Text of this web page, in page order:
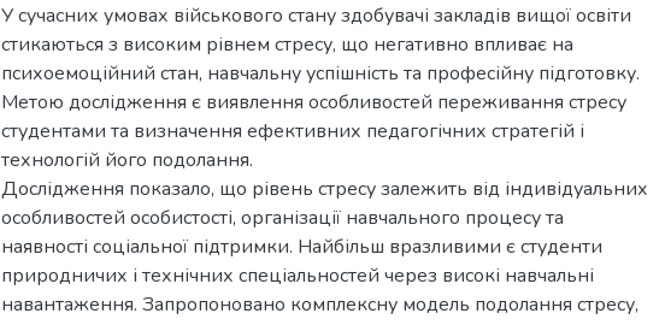
У сучасних умовах військового стану здобувачі закладів вищої освіти
стикаються з високим рівнем стресу, що негативно впливає на
психоемоційний стан, навчальну успішність та професійну підготовку.
Метою дослідження є виявлення особливостей переживання стресу
студентами та визначення ефективних педагогічних стратегій і
технологій його подолання.
Дослідження показало, що рівень стресу залежить від індивідуальних
особливостей особистості, організації навчального процесу та
наявності соціальної підтримки. Найбільш вразливими є студенти
природничих і технічних спеціальностей через високі навчальні
навантаження. Запропоновано комплексну модель подолання стресу,